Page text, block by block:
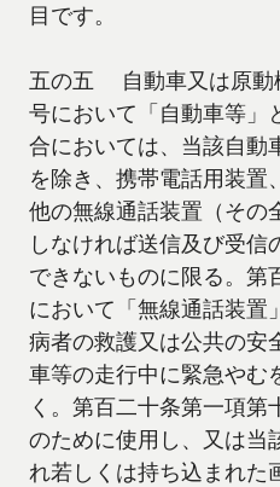
目です。
五の五 自動車又は原動
号において「自動車等」
合においては、当該自動
を除き、携帯電話用装置
他の無線通話装置（その
しなければ送信及び受
できないものに限る。第
において「無線通話装置
病者の救護又は公共の安
車等の走行中に緊急やむ
く。第百二十条第一項第
のために使用し、又は当
れ若しくは持ち込まれた